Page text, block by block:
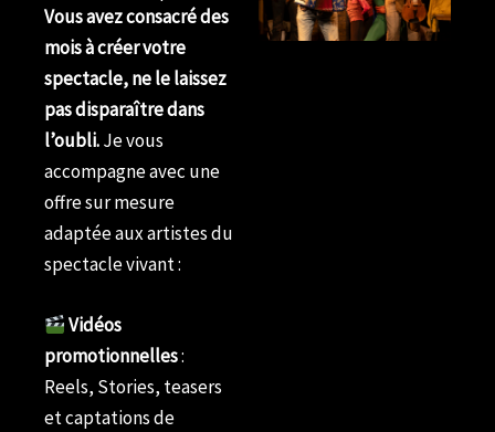
Vous avez consacré des
mois à créer votre
spectacle, ne le laissez
pas disparaître dans
l’oubli.Je vous
accompagne avec une
offre sur mesure
adaptée aux artistes du
spectacle vivant :
Vidéos
promotionnelles:
Reels, Stories, teasers
et captations de